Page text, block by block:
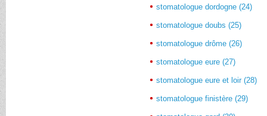
stomatologue dordogne (24)
stomatologue doubs (25)
stomatologue drôme (26)
stomatologue eure (27)
stomatologue eure et loir (28)
stomatologue finistère (29)